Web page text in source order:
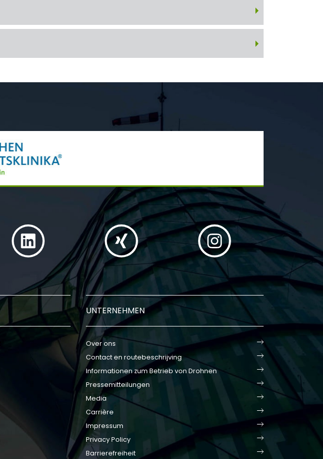
UNTERNEHMEN
Over ons
Contact en routebeschrijving
Informationen zum Betrieb von Drohnen
Pressemitteilungen
Media
Carrière
Impressum
Privacy Policy
Barrierefreiheit